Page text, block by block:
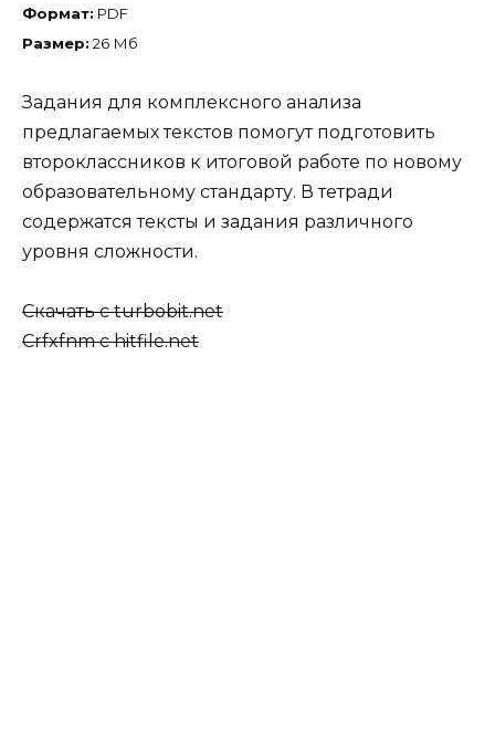
Формат: PDF
Размер: 26 Мб
Задания для комплексного анализа
предлагаемых текстов помогут подготовить
второклассников к итоговой работе по новому
образовательному стандарту. В тетради
содержатся тексты и задания различного
уровня сложности.
Скачать с turbobit.net
Crfxfnm c hitfile.net